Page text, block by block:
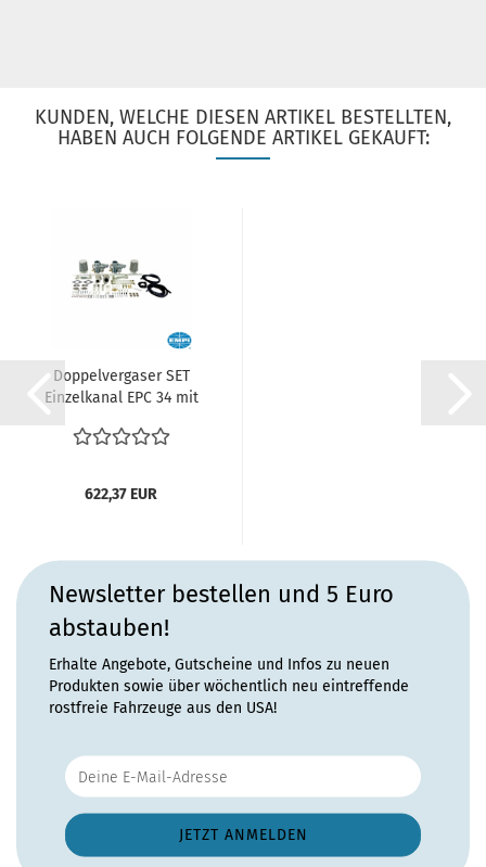
KUNDEN, WELCHE DIESEN ARTIKEL BESTELLTEN,
HABEN AUCH FOLGENDE ARTIKEL GEKAUFT:
Doppelvergaser SET
Einzelkanal EPC 34 mit
622,37 EUR
Newsletter bestellen und 5 Euro
abstauben!
Erhalte Angebote, Gutscheine und Infos zu neuen
Produkten sowie über wöchentlich neu eintreffende
rostfreie Fahrzeuge aus den USA!